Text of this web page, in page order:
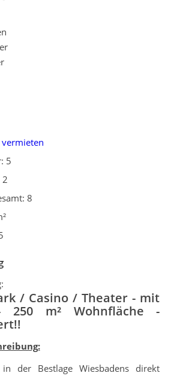
: 5
2
: 8
:
/ Casino / Theater - mit
250 m² Wohnfläche -
der Bestlage Wiesbadens direkt